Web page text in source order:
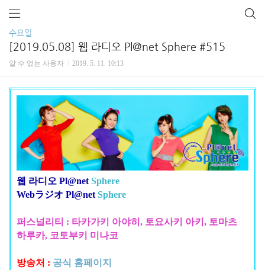
수요일
[2019.05.08] 웹 라디오 Pl@net Sphere #515
알 수 없는 사용자 2019. 5. 11. 10:13
웹 라디오 Pl@net Sphere
Webラジオ Pl@net Sphere
퍼스널리티 : 타카가키 아야히, 토요사키 아키, 토마츠
하루카, 코토부키 미나코
방송처 : 공식 홈페이지